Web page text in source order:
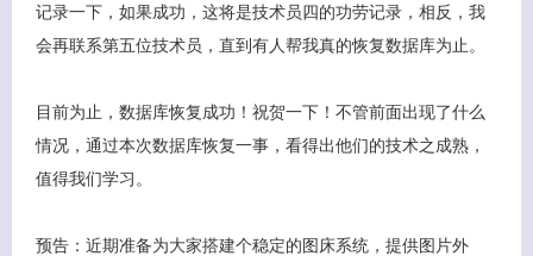
记录一下，如果成功，这将是技术员四的功劳记录，相反，我
会再联系第五位技术员，直到有人帮我真的恢复数据库为止。
目前为止，数据库恢复成功！祝贺一下！不管前面出现了什么
情况，通过本次数据库恢复一事，看得出他们的技术之成熟，
值得我们学习。
预告：近期准备为大家搭建个稳定的图床系统，提供图片外
客服小美